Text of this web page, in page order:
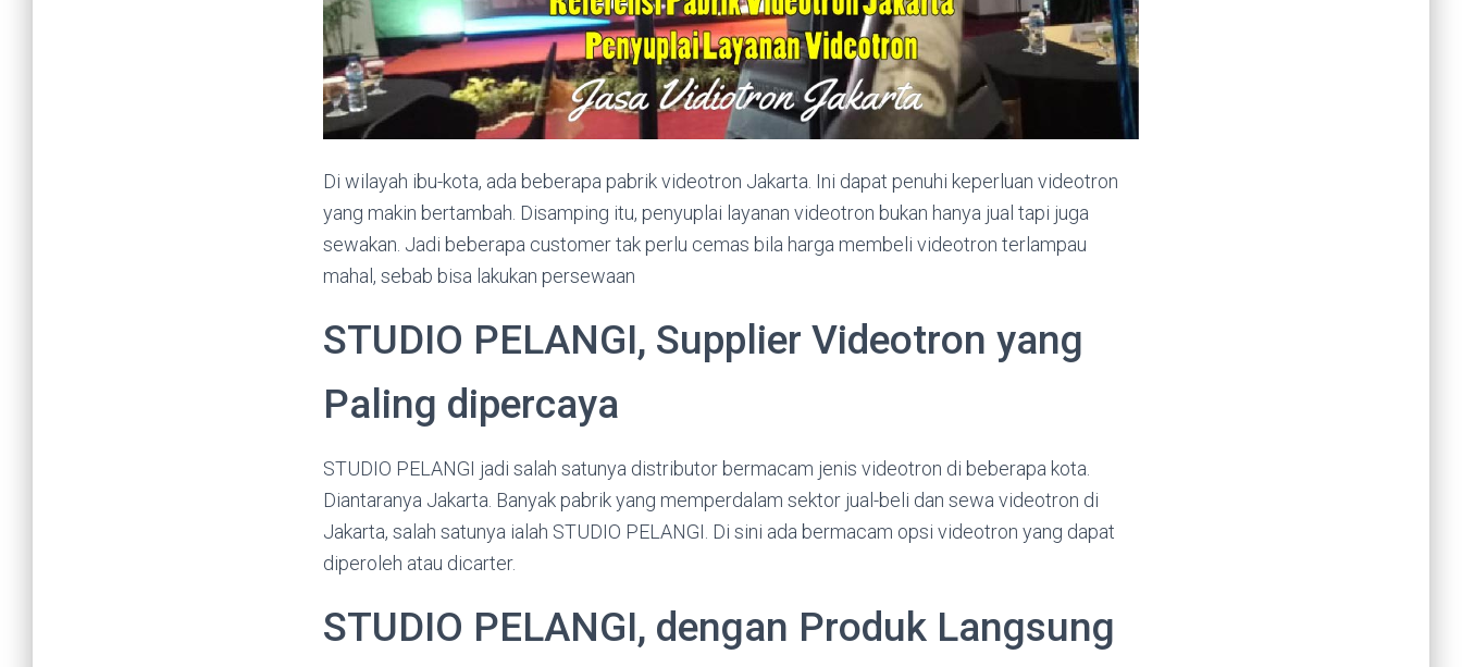
Di wilayah ibu-kota, ada beberapa pabrik videotron Jakarta. Ini dapat penuhi keperluan videotron
yang makin bertambah. Disamping itu, penyuplai layanan videotron bukan hanya jual tapi juga
sewakan. Jadi beberapa customer tak perlu cemas bila harga membeli videotron terlampau
mahal, sebab bisa lakukan persewaan
STUDIO PELANGI, Supplier Videotron yang
Paling dipercaya
STUDIO PELANGI jadi salah satunya distributor bermacam jenis videotron di beberapa kota.
Diantaranya Jakarta. Banyak pabrik yang memperdalam sektor jual-beli dan sewa videotron di
Jakarta, salah satunya ialah STUDIO PELANGI. Di sini ada bermacam opsi videotron yang dapat
diperoleh atau dicarter.
STUDIO PELANGI, dengan Produk Langsung